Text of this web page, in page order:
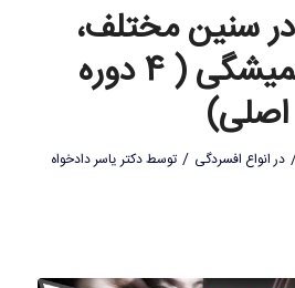
سنین مختلف،
احتمال همیشگی ( 4 دوره
اصلی)
در انواع افسردگی / توسطدکتر یاسر دادخواه